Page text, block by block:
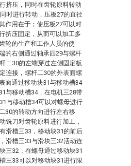
挤压，同时在齿轮原料转动
时进行转动，压板27的直径
作用在于；使压板27可以对
挤压固定，从而可以加工多
轮的生产和工作人员的使
的右侧通过轴承四29与螺杆
二30的左端穿过左侧固定板
连接，螺杆二30的外表面螺
面通过移动块31与移动槽34
与移动槽34，在电机三28带
与移动槽34可以对螺母进行
30的转动方向进行左右移
铣刀对齿轮原料进行加工，
滑槽三33，移动块31的前后
滑槽三33与滑块三32活动连
三32，在螺母通过移动块31
三33可以对移动块31进行限